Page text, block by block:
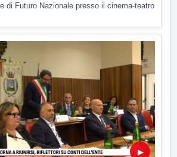
di Futuro Nazionale presso il cinema-teatro
▶